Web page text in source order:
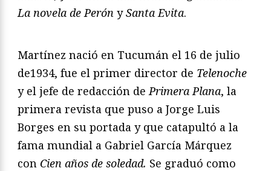
La novela de Perón ySanta Evita.
Martínez nació en Tucumán el 16 de julio
de1934, fue el primer director de Telenoche
y el jefe de redacción dePrimera Plana, la
primera revista que puso a Jorge Luis
Borges en su portada y que catapultó a la
fama mundial a Gabriel García Márquez
con Cien años de soledad. Se graduó como